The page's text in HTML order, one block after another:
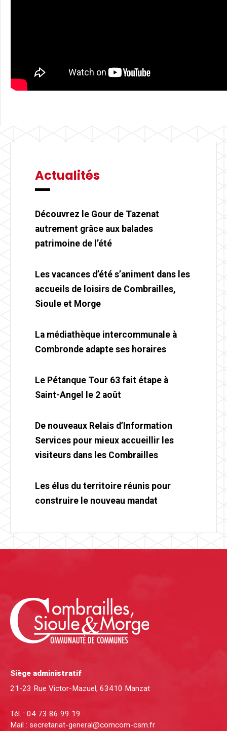
Actualités
Découvrez le Gour de Tazenat
autrement grâce aux balades
patrimoine de l’été
Les vacances d’été s’animent dans les
accueils de loisirs de Combrailles,
Sioule et Morge
La médiathèque intercommunale à
Combronde adapte ses horaires
Le Pétanque Tour 63 fait étape à
Saint-Angel le 2 août
De nouveaux Relais d’Information
Services pour mieux accueillir les
visiteurs dans les Combrailles
Les élus du territoire réunis pour
construire le nouveau mandat
Siège administratif
21-23 Rue Victor-Mazuel, 63410 Manzat
Tél. : 04 73 86 99 19
Mail : secretariat-general@comcom-csm.fr